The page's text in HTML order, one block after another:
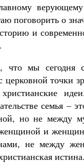
поговорить о
и
что мы сегодня
церковной точки
христианские
семья –
но не между
и
не между
истина.
Разлуки не будет